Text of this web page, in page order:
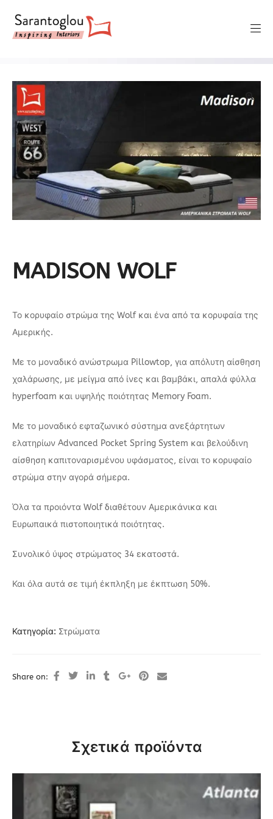
MADISON WOLF
Το κορυφαίο στρώμα της Wolf και ένα από τα κορυφαία της
Αμερικής.
Με το μοναδικό ανώστρωμα Pillowtop, για απόλυτη αίσθηση
χαλάρωσης, με μείγμα από ίνες και βαμβάκι, απαλά φύλλα
hyperfoam και υψηλής ποιότητας Memory Foam.
Με το μοναδικό εφταζωνικό σύστημα ανεξάρτητων
ελατηρίων Advanced Pocket Spring System και βελούδινη
αίσθηση καπιτοναρισμένου υφάσματος, είναι το κορυφαίο
στρώμα στην αγορά σήμερα.
Όλα τα προιόντα Wolf διαθέτουν Αμερικάνικα και
Ευρωπαικά πιστοποιητικά ποιότητας.
Συνολικό ύψος στρώματος 34 εκατοστά.
Και όλα αυτά σε τιμή έκπληξη με έκπτωση 50%.
Κατηγορία: Στρώματα
Share on:
Σχετικά προϊόντα